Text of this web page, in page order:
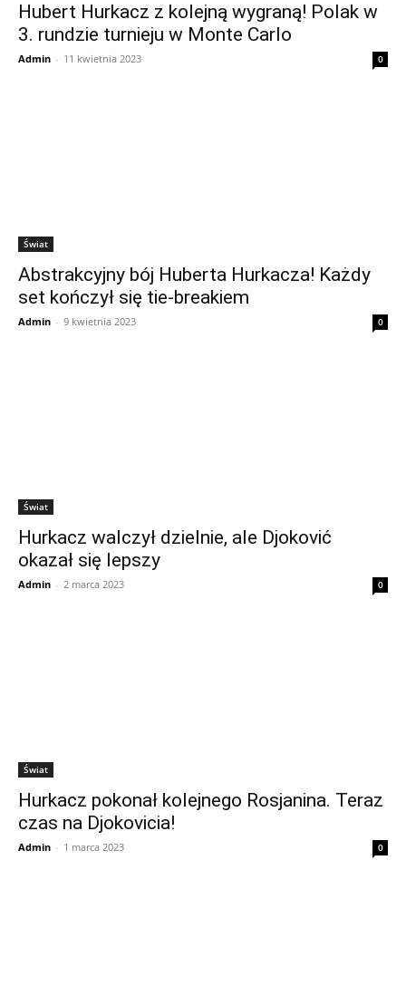
Hubert Hurkacz z kolejną wygraną! Polak w
3. rundzie turnieju w Monte Carlo
Admin - 11 kwietnia 2023 0
Świat
Abstrakcyjny bój Huberta Hurkacza! Każdy
set kończył się tie-breakiem
Admin - 9 kwietnia 2023 0
Świat
Hurkacz walczył dzielnie, ale Djoković
okazał się lepszy
Admin - 2 marca 2023 0
Świat
Hurkacz pokonał kolejnego Rosjanina. Teraz
czas na Djokovicia!
Admin - 1 marca 2023 0